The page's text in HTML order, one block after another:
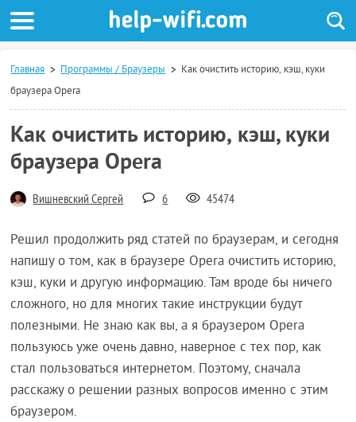
Главная Программы / Браузеры
Как очистить историю, кэш, куки
браузера Opera
Как очистить историю, кэш, куки
браузера Opera
Вишневский Сергей 6 45474
Решил продолжить ряд статей по браузерам, и сегодня
напишу о том, как в браузере Opera очистить историю,
кэш, куки и другую информацию. Там вроде бы ничего
сложного, но для многих такие инструкции будут
полезными. Не знаю как вы, а я браузером Opera
пользуюсь уже очень давно, наверное с тех пор, как
стал пользоваться интернетом. Поэтому, сначала
расскажу о решении разных вопросов именно с этим
браузером.